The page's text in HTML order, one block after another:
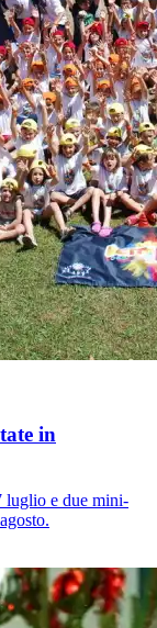
in
luglio e due mini-